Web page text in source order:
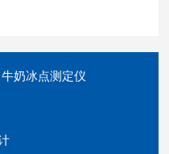
奶冰点测定仪